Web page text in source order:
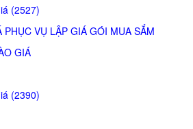
(2527)
VỤ LẬP GIÁ GÓI MUA SẮM
GIÁ
(2390)